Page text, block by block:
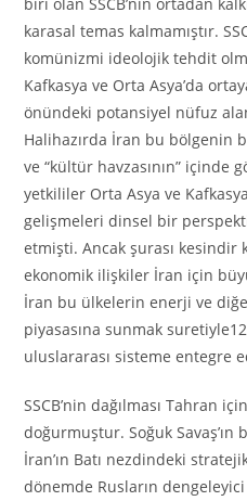
karasal temas kalmamıştır.
komünizmi ideolojik tehdit
Kafkasya ve Orta Asya’da
önündeki potansiyel nüfuz
Halihazırda İran bu bölgenin
ve “kültür havzasının” içinde
yetkililer Orta Asya ve
gelişmeleri dinsel bir
etmişti. Ancak şurası kesindir
ekonomik ilişkiler İran için
İran bu ülkelerin enerji ve
piyasasına sunmak
uluslararası sisteme entegre
SSCB’nin dağılması Tahran
doğurmuştur. Soğuk
İran’ın Batı nezdindeki
dönemde Rusların